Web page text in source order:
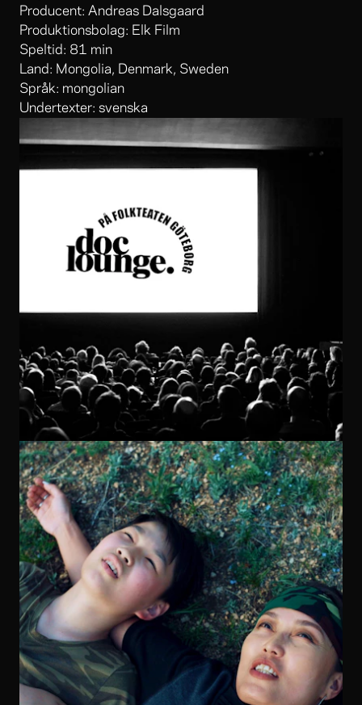
Producent: Andreas Dalsgaard
Produktionsbolag: Elk Film
Speltid: 81 min
Land: Mongolia, Denmark, Sweden
Språk: mongolian
Undertexter: svenska